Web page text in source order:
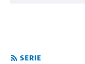
Serie